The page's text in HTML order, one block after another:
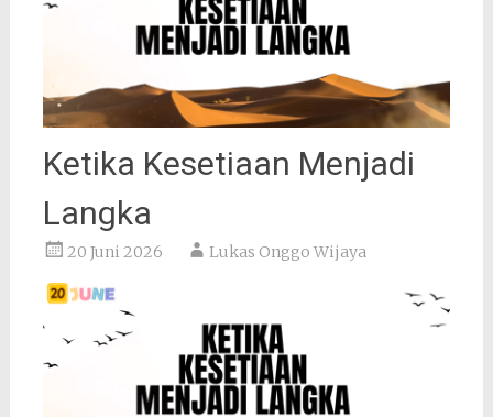
Ketika Kesetiaan Menjadi
Langka
20 Juni 2026 Lukas Onggo Wijaya